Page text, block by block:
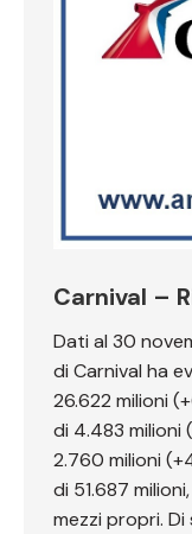
Carnival –
Dati al 30
di Carnival ha
26.622 milioni
di 4.483 milioni
2.760 milioni
di 51.687
mezzi propri. Di